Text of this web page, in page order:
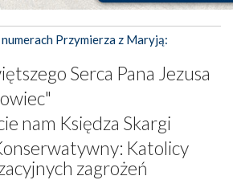
Przymierza z Maryją:
Serca Pana Jezusa
nam Księdza Skargi
Katolicy
zagrożeń